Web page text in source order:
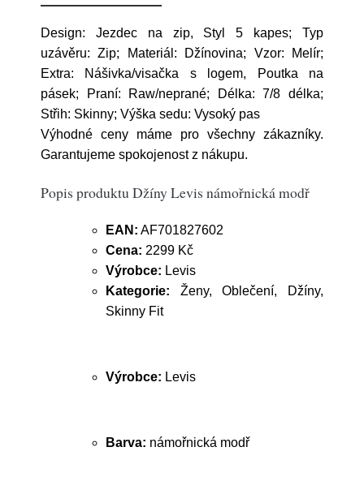
Design: Jezdec na zip, Styl 5 kapes; Typ
uzávěru: Zip; Materiál: Džínovina; Vzor: Melír;
Extra: Nášivka/visačka s logem, Poutka na
pásek; Praní: Raw/neprané; Délka: 7/8 délka;
Střih: Skinny; Výška sedu: Vysoký pas
Výhodné ceny máme pro všechny zákazníky.
Garantujeme spokojenost z nákupu.
Popis produktu Džíny Levis námořnická modř
EAN: AF701827602
Cena: 2299 Kč
Výrobce: Levis
Kategorie: Ženy, Oblečení, Džíny,
Skinny Fit
Výrobce: Levis
Barva: námořnická modř